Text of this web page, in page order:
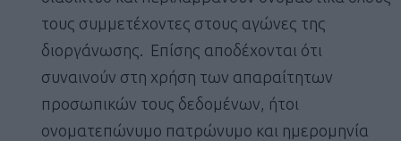
τους συμμετέχοντες στους αγώνες της
διοργάνωσης. Επίσης αποδέχονται ότι
συναινούν στη χρήση των απαραίτητων
προσωπικών τους δεδομένων, ήτοι
ονοματεπώνυμο πατρώνυμο και ημερομηνία